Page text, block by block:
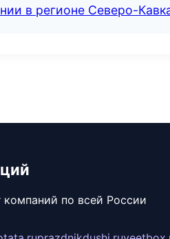
в регионе Северо-
компаний по всей России